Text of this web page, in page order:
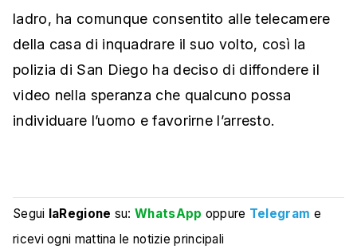
ladro, ha comunque consentito alle telecamere
della casa di inquadrare il suo volto, così la
polizia di San Diego ha deciso di diffondere il
video nella speranza che qualcuno possa
individuare l’uomo e favorirne l’arresto.
Segui laRegione su:WhatsApp oppure Telegram e
ricevi ogni mattina le notizie principali